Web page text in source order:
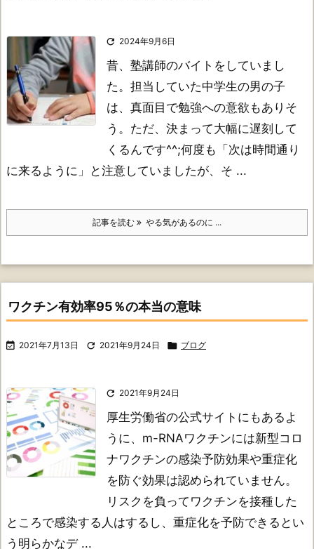
 2024年9月6日
昔、塾講師のバイトをしていまし
た。 担当していた中学生の男の子
は、真面目で勉強への意欲もありそ
う。 ただ、決まって大幅に遅刻して
くるんです^^;何度も「次は時間通り
に来るように」と注意していましたが、そ ...
記事を読む やる気があるのに ...
ワクチン有効率95％の本当の意味
 2021年7月13日  2021年9月24日  ブログ
 2021年9月24日
厚生労働省の公式サイトにもあるよ
うに、m-RNAワクチンには新型コロ
ナワクチンの感染予防効果や重症化
を防ぐ効果は認められていません。
リスクを負ってワクチンを接種した
ところで感染する人はするし、重症化を予防できるとい
う明らかなデ ...